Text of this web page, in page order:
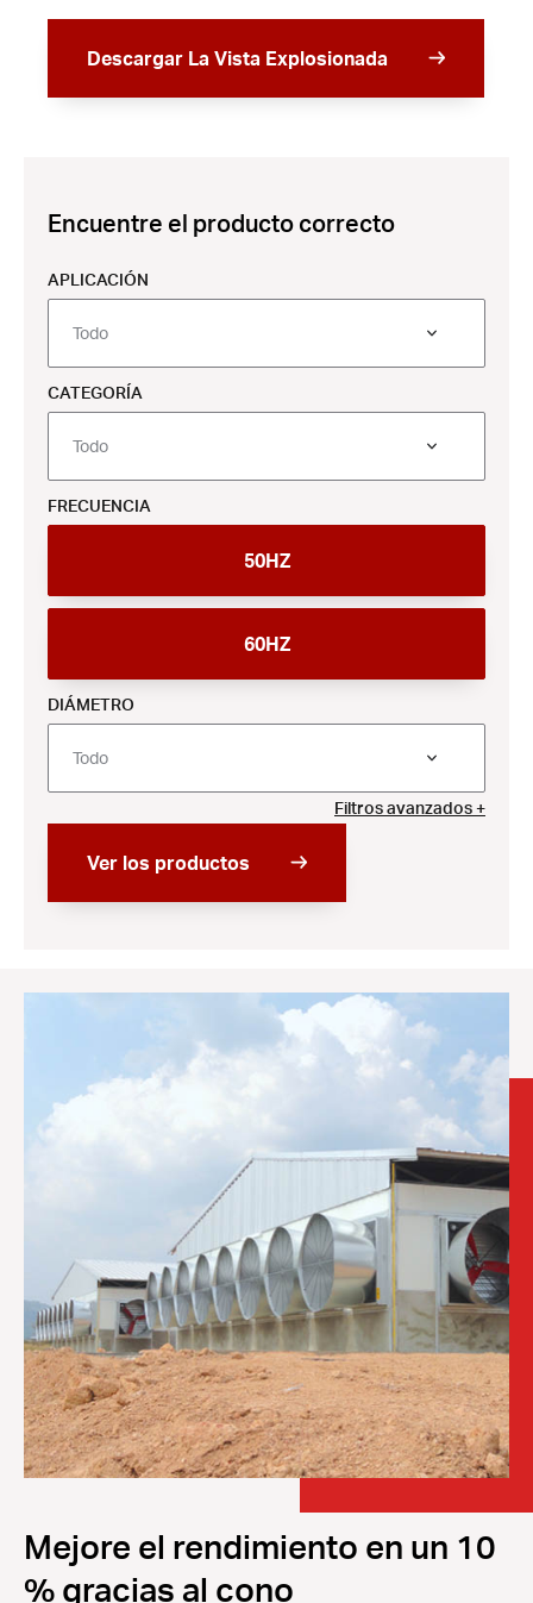
Descargar La Vista Explosionada
Encuentre el producto correcto
APLICACIÓN
Todo
CATEGORÍA
Todo
FRECUENCIA
50HZ
60HZ
DIÁMETRO
Todo
Filtros avanzados +
Ver los productos
Mejore el rendimiento en un 10
% gracias al cono